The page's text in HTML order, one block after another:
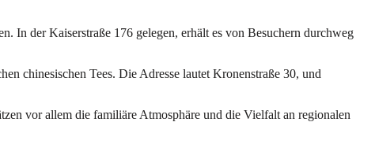
In der Kaiserstraße 176 gelegen, erhält es von Besuchern durchweg
chinesischen Tees. Die Adresse lautet Kronenstraße 30, und
vor allem die familiäre Atmosphäre und die Vielfalt an regionalen